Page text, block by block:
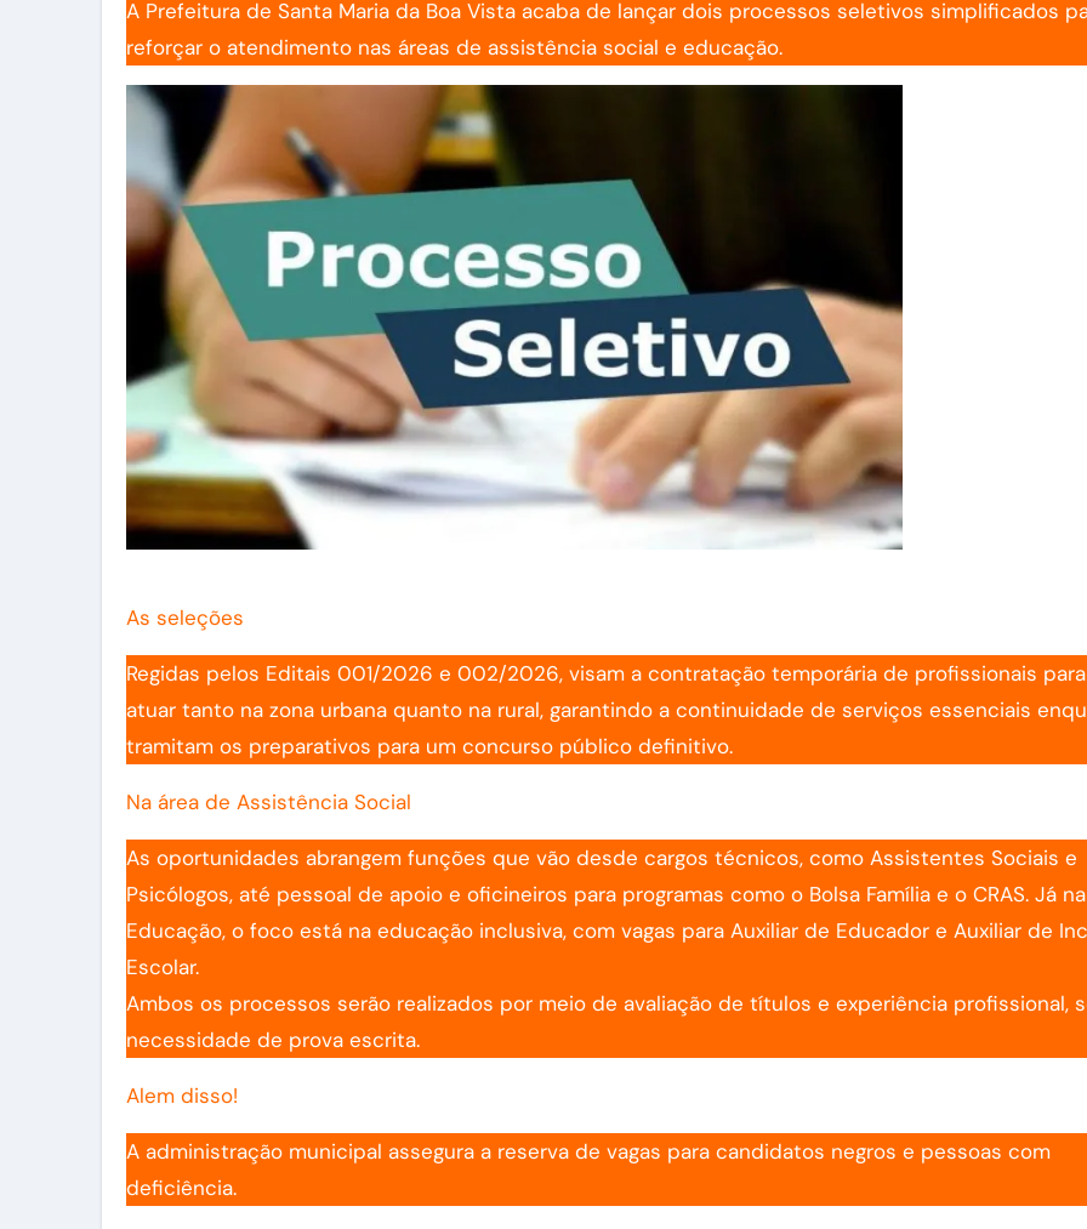
A Prefeitura de Santa Maria da Boa Vista acaba de lançar dois processos seletivos simplificados
reforçar o atendimento nas áreas de assistência social e educação.
As seleções
Regidas pelos Editais 001/2026 e 002/2026, visam a contratação temporária de profissionais para
atuar tanto na zona urbana quanto na rural, garantindo a continuidade de serviços essenciais
tramitam os preparativos para um concurso público definitivo.
Na área de Assistência Social
As oportunidades abrangem funções que vão desde cargos técnicos, como Assistentes Sociais e
Psicólogos, até pessoal de apoio e oficineiros para programas como o Bolsa Família e o CRAS. Já na
Educação, o foco está na educação inclusiva, com vagas para Auxiliar de Educador e Auxiliar de
Escolar.
Ambos os processos serão realizados por meio de avaliação de títulos e experiência profissional,
necessidade de prova escrita.
Alem disso!
A administração municipal assegura a reserva de vagas para candidatos negros e pessoas com
deficiência.